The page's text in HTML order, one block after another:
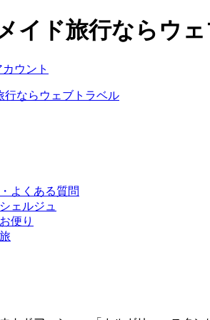
イド旅行ならウ
よくある質問
ェルジュ
便り